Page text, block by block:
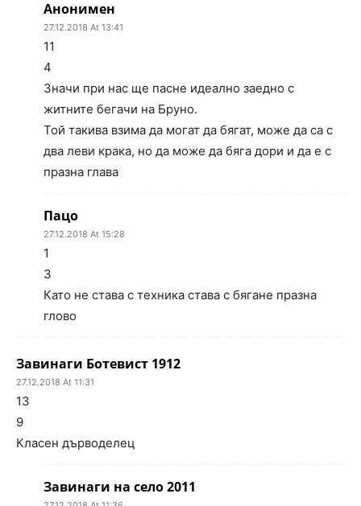
Анонимен
27.12.2018 At 13:41
11
4
Значи при нас ще пасне идеално заедно с
житните бегачи на Бруно.
Той такива взима да могат да бягат, може да са с
два леви крака, но да може да бяга дори и да е с
празна глава
Пацо
27.12.2018 At 15:28
1
3
Като не става с техника става с бягане празна
глово
Завинаги Ботевист 1912
27.12.2018 At 11:31
13
9
Класен дърводелец
Завинаги на село 2011